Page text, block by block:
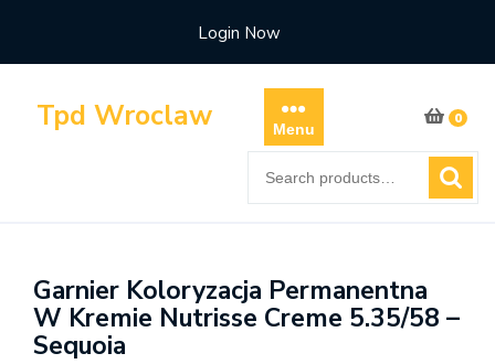
content
Login Now
Tpd Wroclaw Menu
0
for:
Garnier Koloryzacja Permanentna
W Kremie Nutrisse Creme 5.35/58 –
Sequoia